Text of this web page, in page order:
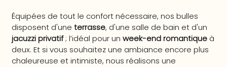
Équipées de tout le confort nécessaire, nos bulles
disposent d'une terrasse, d'une salle de bain et d'un
jacuzzi privatif; l’idéal pour un week-end romantiqueà
deux. Et si vous souhaitez une ambiance encore plus
chaleureuse et intimiste, nous réalisons une